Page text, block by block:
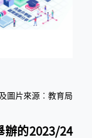
圖片來源︰教育局
辦的2023/24